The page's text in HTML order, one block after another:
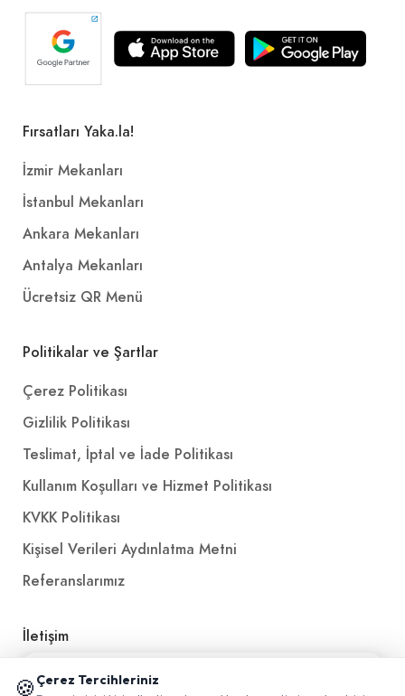
Fırsatları Yaka.la!
İzmir Mekanları
İstanbul Mekanları
Ankara Mekanları
Antalya Mekanları
Ücretsiz QR Menü
Politikalar ve Şartlar
Çerez Politikası
Gizlilik Politikası
Teslimat, İptal ve İade Politikası
Kullanım Koşulları ve Hizmet Politikası
KVKK Politikası
Kişisel Verileri Aydınlatma Metni
Referanslarımız
İletişim
E-Posta iletisim@yakalamac.com.tr
🍪 Çerez Tercihleriniz
📱 Mobil uygulamamızı keşfedin!